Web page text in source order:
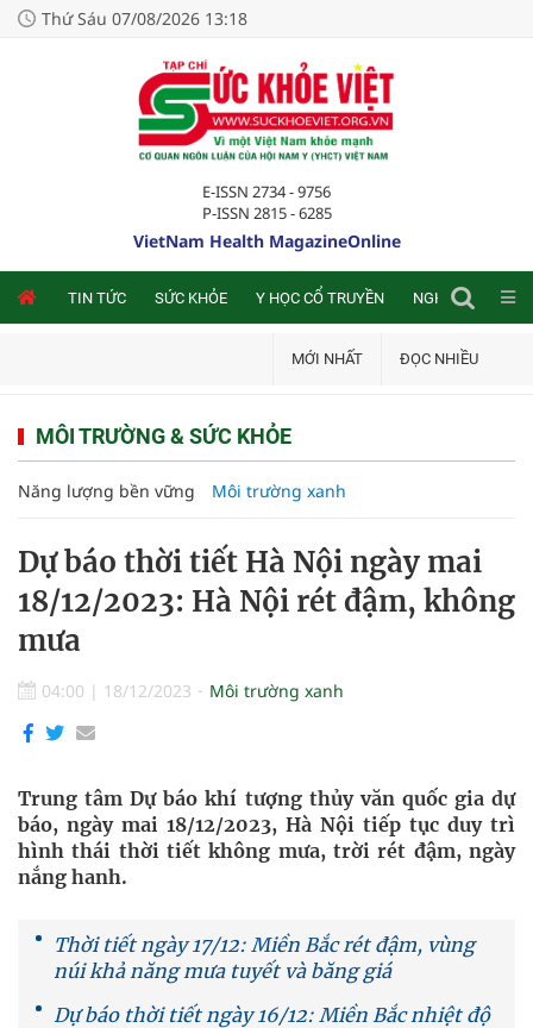
Thứ Sáu 07/08/2026 13:18
E-ISSN 2734 - 9756
P-ISSN 2815 - 6285
VietNam Health MagazineOnline
TIN TỨC SỨC KHỎE Y HỌC CỔ TRUYỀN NGHIÊN CỨU
MỚI NHẤT ĐỌC NHIỀU
MÔI TRƯỜNG & SỨC KHỎE
Năng lượng bền vững Môi trường xanh
Dự báo thời tiết Hà Nội ngày mai
18/12/2023: Hà Nội rét đậm, không
mưa
04:00 | 18/12/2023 Môi trường xanh
Trung tâm Dự báo khí tượng thủy văn quốc gia dự
báo, ngày mai 18/12/2023, Hà Nội tiếp tục duy trì
hình thái thời tiết không mưa, trời rét đậm, ngày
nắng hanh.
Thời tiết ngày 17/12: Miền Bắc rét đậm, vùng
núi khả năng mưa tuyết và băng giá
Dự báo thời tiết ngày 16/12: Miền Bắc nhiệt độ